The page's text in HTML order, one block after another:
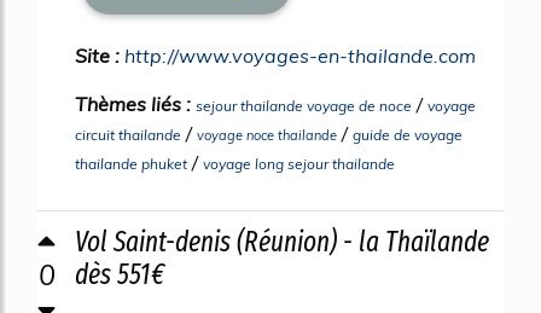
Site : http://www.voyages-en-thailande.com
Thèmes liés : sejour thailande voyage de noce / voyage
circuit thailande / voyage noce thailande / guide de voyage
thailande phuket/ voyage long sejour thailande
0
Vol Saint-denis (Réunion) - la Thaïlande
dès 551€